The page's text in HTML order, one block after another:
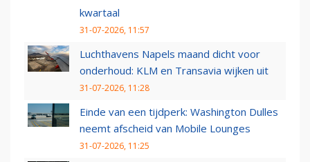
kwartaal
31-07-2026, 11:57
Luchthavens Napels maand dicht voor
onderhoud: KLM en Transavia wijken uit
31-07-2026, 11:28
Einde van een tijdperk: Washington Dulles
neemt afscheid van Mobile Lounges
31-07-2026, 11:25